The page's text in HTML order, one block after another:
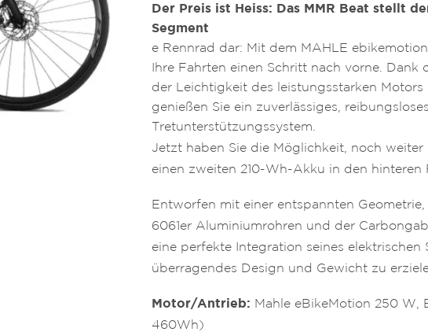
Der Preis ist Heiss: Das MMR Beat stellt
Segment
e Rennrad dar: Mit dem MAHLE
Ihre Fahrten einen Schritt nach vorne. Dank
der Leichtigkeit des leistungsstarken
genießen Sie ein zuverlässiges,
Tretunterstützungssystem.
Jetzt haben Sie die Möglichkeit, noch weiter
einen zweiten 210-Wh-Akku in den hinteren
Entworfen mit einer entspannten
6061er Aluminiumrohren und der
eine perfekte Integration seines elektrischen
überragendes Design und Gewicht zu
Motor/Antrieb: Mahle eBikeMotion 250
460Wh)